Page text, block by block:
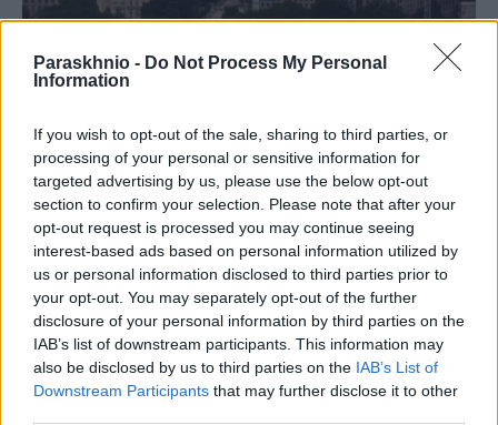
Paraskhnio - Do Not Process My Personal
Information
If you wish to opt-out of the sale, sharing to third parties, or
processing of your personal or sensitive information for
targeted advertising by us, please use the below opt-out
section to confirm your selection. Please note that after your
opt-out request is processed you may continue seeing
interest-based ads based on personal information utilized by
us or personal information disclosed to third parties prior to
your opt-out. You may separately opt-out of the further
disclosure of your personal information by third parties on the
IAB’s list of downstream participants. This information may
also be disclosed by us to third parties on the IAB’s List of
Downstream Participants that may further disclose it to other
ΔΙΕΘΝΉ
Δικαστικό μπλόκο στην περιβόητη αίθουσα χορού του
Τραμπ
ΑΝΑΡΤΗΘΗΚΕ ΑΠΟ GMYLONAS 7 ΑΥΓΟΎΣΤΟΥ 2026